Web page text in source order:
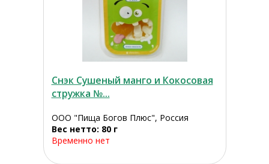
Снэк Сушеный манго и Кокосовая
стружка №...
ООО "Пища Богов Плюс", Россия
Вес нетто: 80 г
Временно нет